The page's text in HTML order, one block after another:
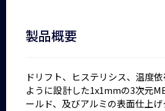
製品概要
ドリフト、ヒステリシス、温度
ように設計した1x1mmの3次元
ールド、及びアルミの表面仕上げ